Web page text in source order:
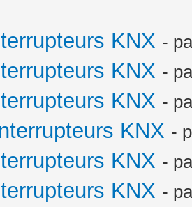
KNX -
KNX -
KNX -
KNX -
KNX -
KNX -